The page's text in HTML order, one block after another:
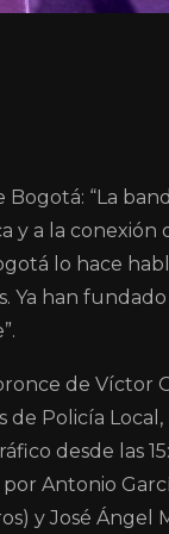
“La
y a la
lo hace
Ya han
de Víctor
Policía Local,
desde las
Antonio
y José Ángel